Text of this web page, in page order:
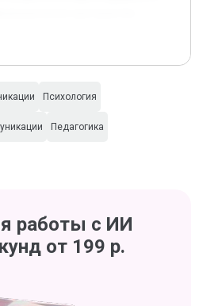
Психология
Педагогика
работы с ИИ
от 199 р.